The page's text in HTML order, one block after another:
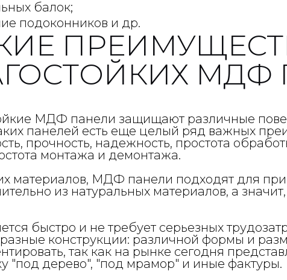
балок;
подоконников и др.
МДФ
МДФ панели защищают различные
панелей есть еще целый ряд важных
прочность, надежность, простота
монтажа и демонтажа.
материалов, МДФ панели подходят для
из натуральных материалов, а
быстро и не требует серьезных
конструкции: различной формы и
так как на рынке сегодня
"под дерево", "под мрамор" и иные фактуры.